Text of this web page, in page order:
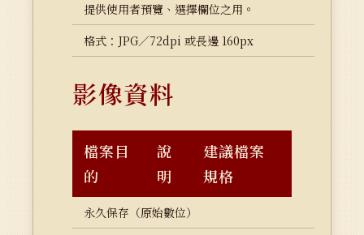
提供使用者預覽、選擇欄位之用。
格式：JPG／72dpi 或長邊 160px
影像資料
檔案目
的
說
明
建議檔案
規格
永久保存（原始數位）